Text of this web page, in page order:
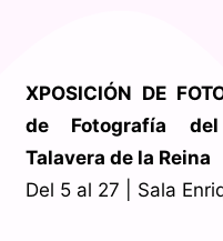
XPOSICIÓN DE
de Fotografía
Talavera de la Reina
Del 5 al 27 | Sala